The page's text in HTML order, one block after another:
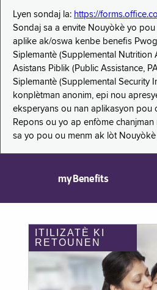
Lyen sondaj la: https://
Sondaj sa a envite Nouyòkè yo
aplike ak/oswa kenbe benefis
Siplemantè (Supplemental Nutrition
Asistans Piblik (Public Assistance,
Siplemantè (Supplemental Security
konplètman anonim, epi nou
eksperyans ou nan aplikasyon pou
Repons ou yo ap enfòme chanjman
sa yo pou ou menm ak lòt Nouyòkè
myBenefits
ITILIZATÈ KI
RETOUNEN